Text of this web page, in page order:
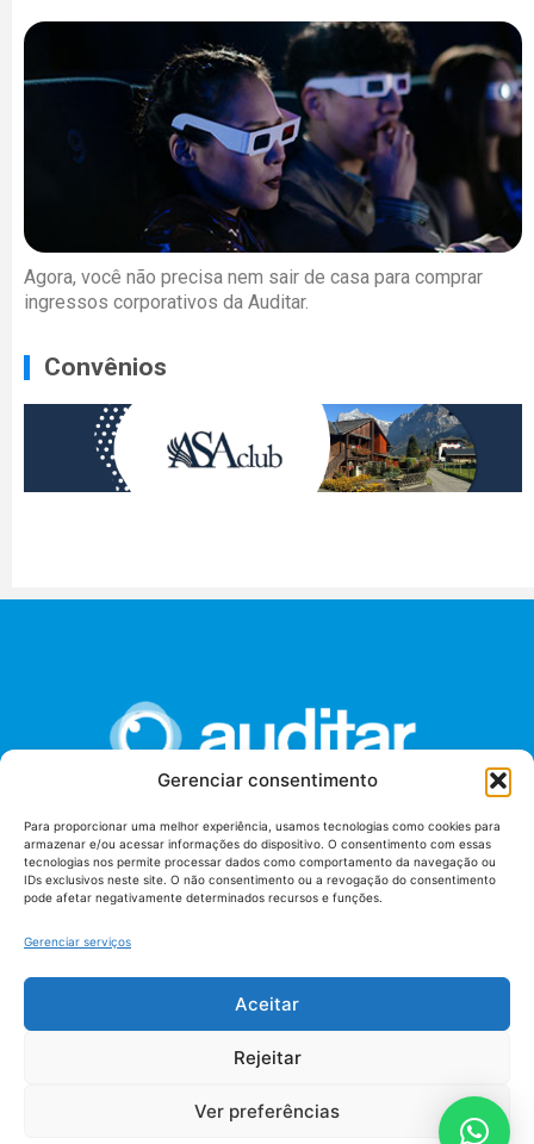
Gerenciar consentimento
Para proporcionar uma melhor experiência, usamos tecnologias como cookies para
armazenar e/ou acessar informações do dispositivo. O consentimento com essas
tecnologias nos permite processar dados como comportamento da navegação ou
IDs exclusivos neste site. O não consentimento ou a revogação do consentimento
pode afetar negativamente determinados recursos e funções.
Gerenciar serviços
Aceitar
Rejeitar
Ver preferências
Agora, você não precisa nem sair de casa para comprar
ingressos corporativos da Auditar.
Convênios
União dos Auditores Federais de Controle Externo -
AUDITAR
Setor de Administração Federal Sul (SAF/Sul), Qd. 04, Lt. 01
Tribunal de Contas da União (TCU), Subsolo, Sala S04
Termos de uso